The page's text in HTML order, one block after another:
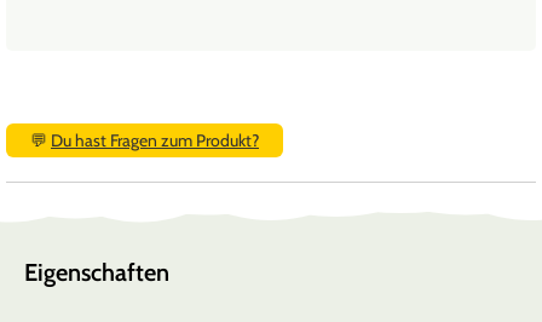
💬 Du hast Fragen zum Produkt?
Eigenschaften